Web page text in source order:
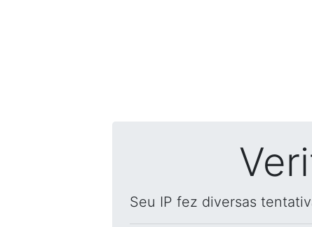
Seu IP fez diversas